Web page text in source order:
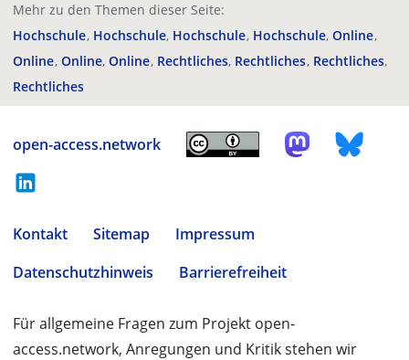
Mehr zu den Themen dieser Seite:
Hochschule Hochschule Hochschule Hochschule Online
Online Online Online Rechtliches Rechtliches Rechtliches
Rechtliches
open-access.network
Kontakt Sitemap
Impressum
Datenschutzhinweis
Barrierefreiheit
Für allgemeine Fragen zum Projekt open-
access.network, Anregungen und Kritik stehen wir